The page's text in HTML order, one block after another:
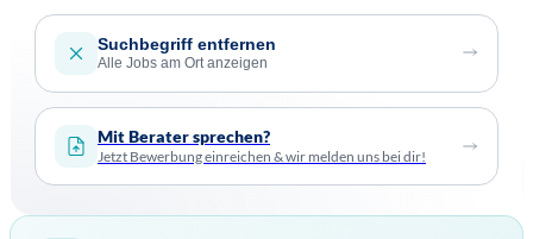
Suchbegriff entfernen
Alle Jobs am Ort anzeigen
Mit Berater sprechen?
Jetzt Bewerbung einreichen & wir melden uns bei dir!